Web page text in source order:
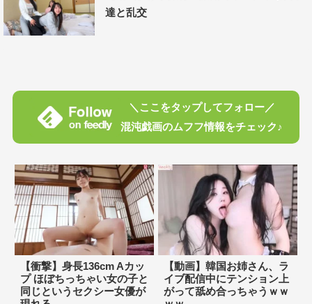
達と乱交
＼ここをタップしてフォロー／
混沌戯画のムフフ情報をチェック♪
【衝撃】身長136cm Aカッ
プ ほぼちっちゃい女の子と
同じというセクシー女優が
【動画】韓国お姉さん、ラ
イブ配信中にテンション上
がって舐め合っちゃうｗｗ